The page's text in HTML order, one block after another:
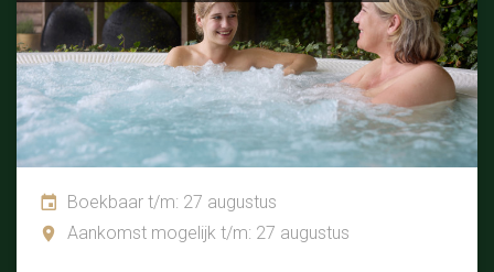
Boekbaar t/m: 27 augustus
Aankomst mogelijk t/m: 27 augustus